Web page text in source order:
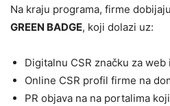
Na kraju programa, firme
GREEN BADGE, koji dolazi uz:
Digitalnu CSR značku za
Online CSR profil firme na
PR objava na na portalima